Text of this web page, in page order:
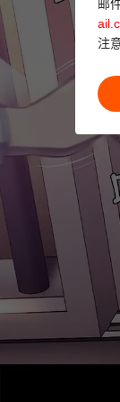
邮
注